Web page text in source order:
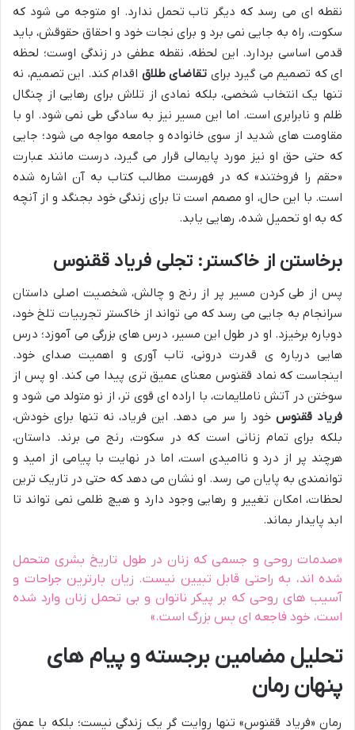
نقطه ای می رسد که دیگر تاب تحمل ندارد. او متوجه می شود که
سکوت، راه به جایی نمی برد و برای نجات خود و احقاق حقوقش، باید
قدمی اساسی بردارد. این لحظه، نقطه عطفی در زندگی اوست؛ لحظه
ای که تصمیم می گیرد برای تقاضای طلاق اقدام کند. این تصمیم، نه
تنها یک انتخاب شخصی، بلکه نمادی از تلاش برای رهایی از چنگال
ظلم و نابرابری است. اما این مسیر نیز به سادگی طی نمی شود. او با
مقاومت های شدید از سوی خانواده و جامعه مواجه می شود؛ جایی
که حتی حق او نیز مورد پایمالی قرار می گیرد، درست مانند عبارت
«حقم را فروختند» که در فهرست مطالب کتاب به آن اشاره شده
است. با این حال، او مصمم است تا برای زندگی خود بجنگد و از آنچه
که به او تحمیل شده، رهایی یابد.
برخاستن از خاکستر: تجلی فریاد ققنوس
پس از طی کردن مسیر پر از رنج و چالش، شخصیت اصلی داستان
سرانجام به جایی می رسد که می تواند از خاکستر تجربیات تلخ خود،
دوباره برخیزد. او در طول این مسیر، درس های بزرگی می آموزد؛ درس
هایی درباره ی قدرت درونی، تاب آوری و اهمیت صدای خود.
اینجاست که نماد ققنوس معنای عمیق تری پیدا می کند. او پس از
سوختن در آتش ناملایمات، با اراده ای قوی تر، از نو متولد می شود و
فریاد ققنوس خود را سر می دهد. این فریاد، نه تنها برای خودش،
بلکه برای تمام زنانی است که در سکوت، رنج می برند. داستان،
هرچند پر از درد و ناامیدی است، اما در نهایت با پیامی از امید و
توانمندی به پایان می رسد. او نشان می دهد که حتی در تاریک ترین
لحظات، امکان تغییر و رهایی وجود دارد و هیچ ظلمی نمی تواند تا
ابد پایدار بماند.
«صدمات روحی و جسمی که زنان در طول تاریخ بشری متحمل
شده اند، به راحتی قابل تبیین نیست. زیان بارترین جراحات و
آسیب های روحی که بر پیکر ناتوان و بی تحمل زنان وارد شده
است، خود فاجعه ای بس بزرگ است.»
تحلیل مضامین برجسته و پیام های
پنهان رمان
رمان «فریاد ققنوس» تنها روایت گر یک زندگی نیست؛ بلکه با عمق